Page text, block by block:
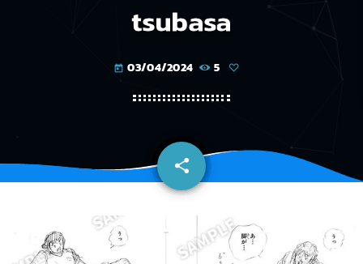
tsubasa
today 03/04/2024 5
share
email